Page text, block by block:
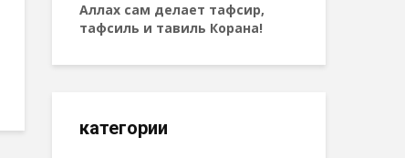
Аллах сам делает тафсир,
тафсиль и тавиль Корана!
категории